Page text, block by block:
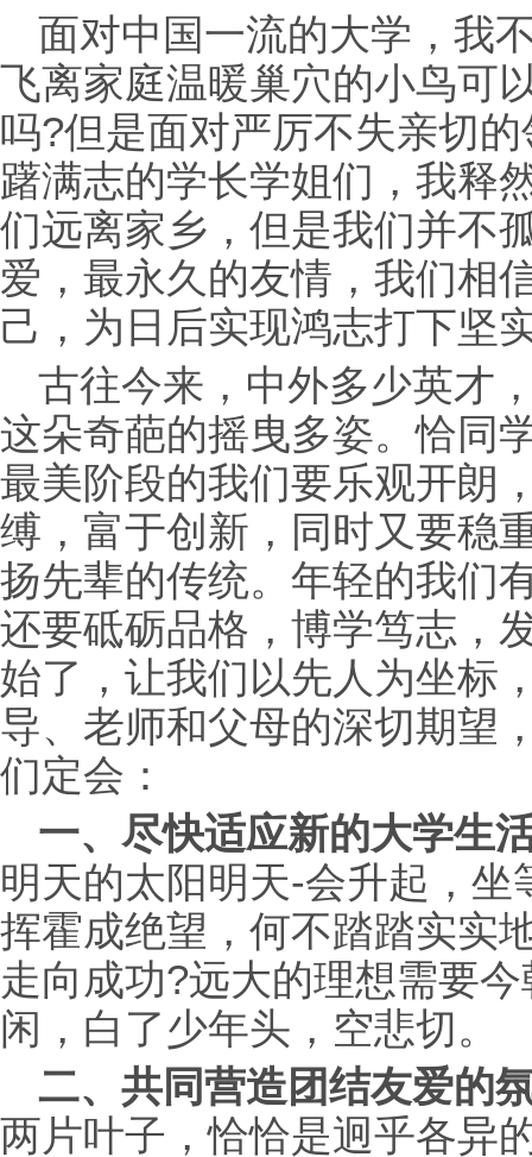
面对中国一流的大学，我
飞离家庭温暖巢穴的小鸟可
吗?但是面对严厉不失亲切
躇满志的学长学姐们，我释
们远离家乡，但是我们并不
爱，最永久的友情，我们相
己，为日后实现鸿志打下坚
古往今来，中外多少英才
这朵奇葩的摇曳多姿。恰同
最美阶段的我们要乐观开朗
缚，富于创新，同时又要稳
扬先辈的传统。年轻的我们
还要砥砺品格，博学笃志，
始了，让我们以先人为坐标
导、老师和父母的深切期望
们定会：
一、尽快适应新的大学生
明天的太阳明天-会升起，
挥霍成绝望，何不踏踏实实
走向成功?远大的理想需要
闲，白了少年头，空悲切。
二、共同营造团结友爱的
两片叶子，恰恰是迥乎各异